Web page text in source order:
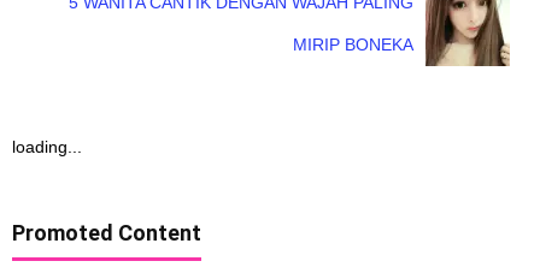
MIRIP BONEKA
loading...
Promoted Content